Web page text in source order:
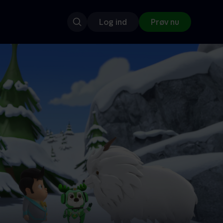
Log ind Prøv nu